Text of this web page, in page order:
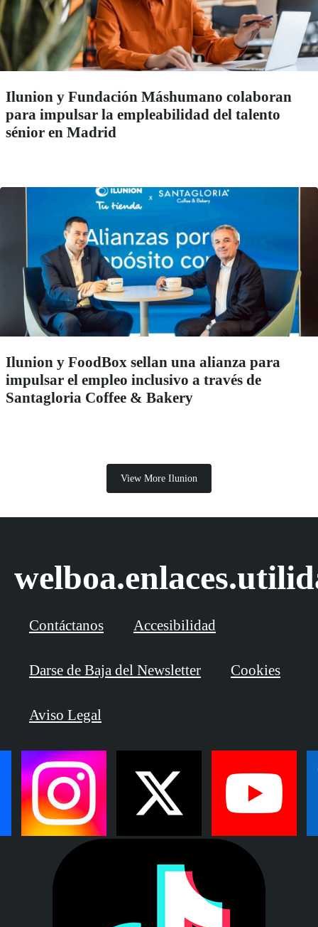
Ilunion y Fundación Máshumano colaboran
para impulsar la empleabilidad del talento
sénior en Madrid
Ilunion y FoodBox sellan una alianza para
impulsar el empleo inclusivo a través de
Santagloria Coffee & Bakery
View More Ilunion
Contáctanos Accesibilidad
Darse de Baja del Newsletter Cookies
Aviso Legal